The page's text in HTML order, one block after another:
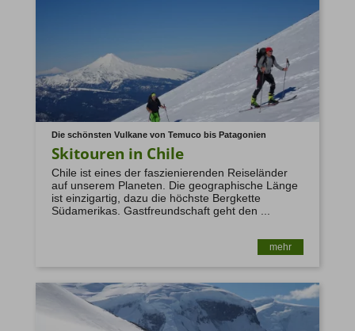
Die schönsten Vulkane von Temuco bis Patagonien
Skitouren in Chile
Chile ist eines der faszienierenden Reiseländer
auf unserem Planeten. Die geographische Länge
ist einzigartig, dazu die höchste Bergkette
Südamerikas. Gastfreundschaft geht den ...
mehr